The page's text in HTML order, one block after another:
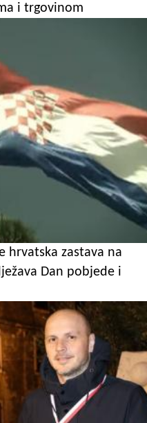
i trgovinom
hrvatska zastava na
Dan pobjede i